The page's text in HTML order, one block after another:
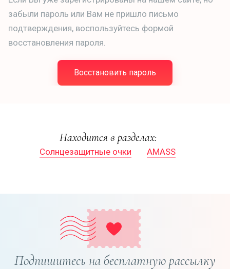
забыли пароль или Вам не пришло письмо
подтверждения, воспользуйтесь формой
восстановления пароля.
Восстановить пароль
Находится в разделах:
Солнцезащитные очки AMASS
Подпишитесь на бесплатную рассылку